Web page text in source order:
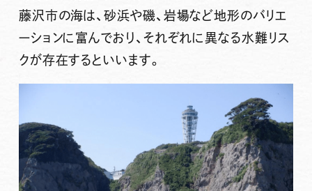
藤沢市の海は、砂浜や磯、岩場など地形のバリエ
ーションに富んでおり、それぞれに異なる水難リス
クが存在するといいます。